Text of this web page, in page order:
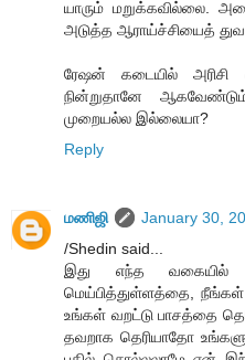
யாரும் மறுக்கவில்லை.
அடுத்த ஆராய்ச்சியைத்
ரேஷன் கடையில் அரிசி
நின்றுதானே
முறையல்ல இல்லையா?
Reply
மணிஜி
January 30,
/Shedin said...
இது எந்த வகையில்
மெய்பித்துள்ளத்தை, நீங்கள்
உங்கள் வறட்டு பாசத்தை
தவறாக தெரியாதோ